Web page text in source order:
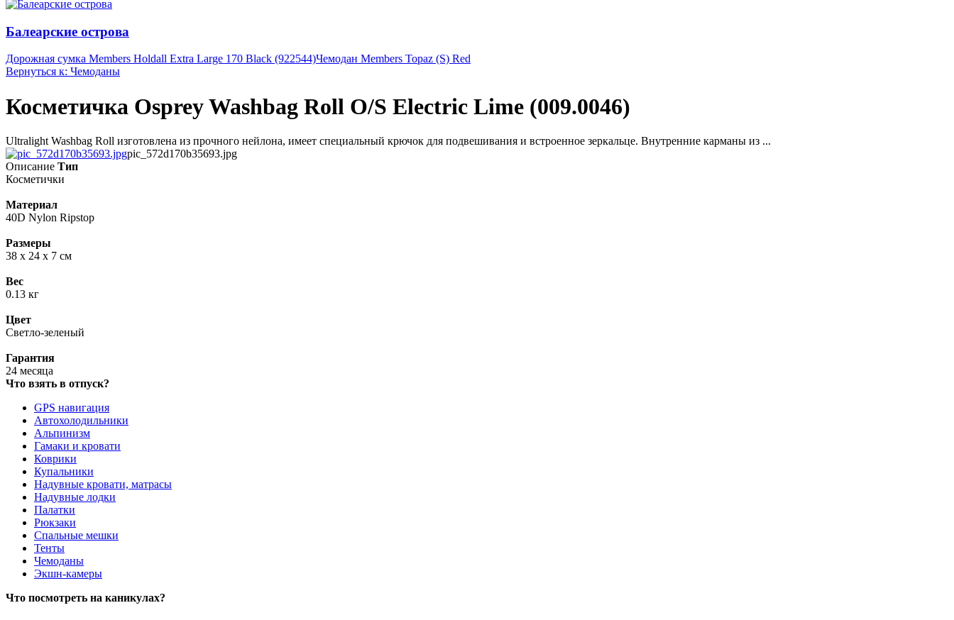
Балеарские острова
Дорожная сумка Members Holdall Extra Large 170 Black (922544)Чемодан Members Topaz (S) Red
Вернуться к: Чемоданы
Косметичка Osprey Washbag Roll O/S Electric Lime (009.0046)
Ultralight Washbag Roll изготовлена из прочного нейлона, имеет специальный крючок для подвешивания и встроенное зеркальце. Внутренние карманы из ...
pic_572d170b35693.jpg
Описание Тип
Косметички
Материал
40D Nylon Ripstop
Размеры
38 х 24 х 7 см
Вес
0.13 кг
Цвет
Светло-зеленый
Гарантия
24 месяца
Что взять в отпуск?
GPS навигация
Автохолодильники
Альпинизм
Гамаки и кровати
Коврики
Купальники
Надувные кровати, матрасы
Надувные лодки
Палатки
Рюкзаки
Спальные мешки
Тенты
Чемоданы
Экшн-камеры
Что посмотреть на каникулах?